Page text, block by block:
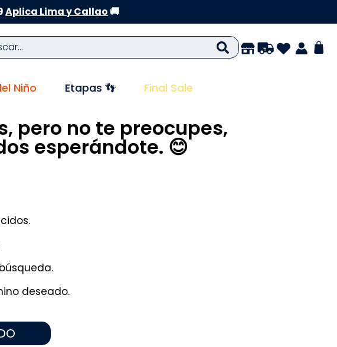
Aplica Lima y Callao 🚚
Niño Etapas 👣 Final Sale
pero no te preocupes,
esperándote. 😊
deseado.